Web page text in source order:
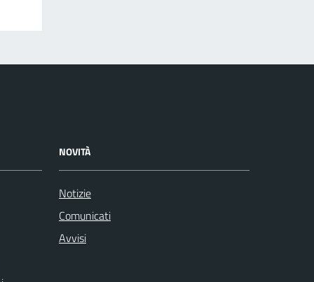
NOVITÀ
Notizie
Comunicati
Avvisi